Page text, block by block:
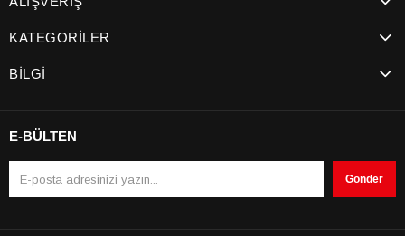
KATEGORİLER
BİLGİ
E-BÜLTEN
Gönder